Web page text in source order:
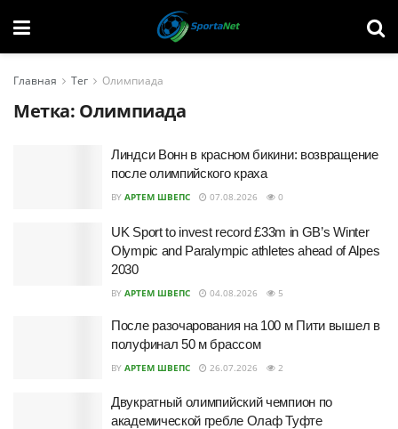
Главная Тег Олимпиада
Метка: Олимпиада
Линдси Вонн в красном бикини: возвращение
после олимпийского краха
BY АРТЕМ ШВЕПС 07.08.2026 0
UK Sport to invest record £33m in GB’s Winter
Olympic and Paralympic athletes ahead of Alpes
2030
BY АРТЕМ ШВЕПС 04.08.2026 5
После разочарования на 100 м Пити вышел в
полуфинал 50 м брассом
BY АРТЕМ ШВЕПС 26.07.2026 2
Двукратный олимпийский чемпион по
академической гребле Олаф Туфте